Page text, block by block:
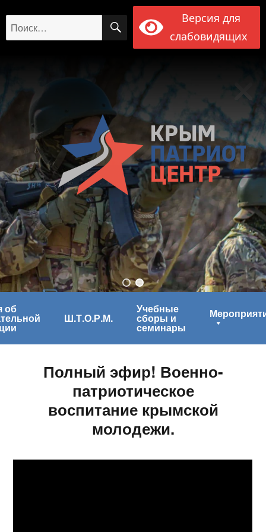
Искать: ПОИСК
Версия для
слабовидящих
об
Ш.Т.О.Р.М.
Учебные
сборы и
семинары
Полный эфир! Военно-
патриотическое
воспитание крымской
молодежи.